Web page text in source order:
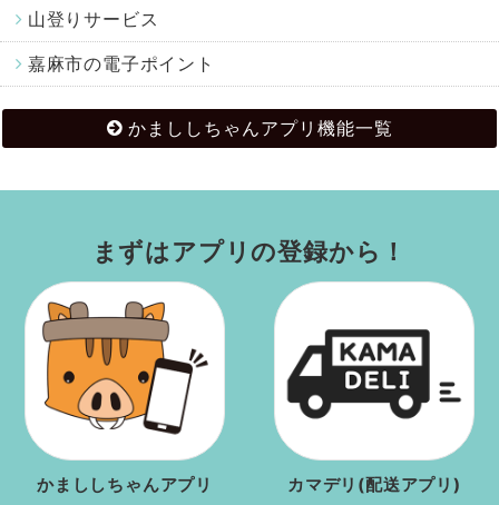
山登りサービス
嘉麻市の電子ポイント
かまししちゃんアプリ機能一覧
まずはアプリの登録から！
かまししちゃんアプリ カマデリ(配送アプリ)